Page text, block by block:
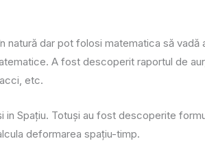
natură dar pot folosi matematica să vadă
A fost descoperit raportul de
etc.
Spațiu. Totuși au fost descoperite
deformarea spațiu-timp.